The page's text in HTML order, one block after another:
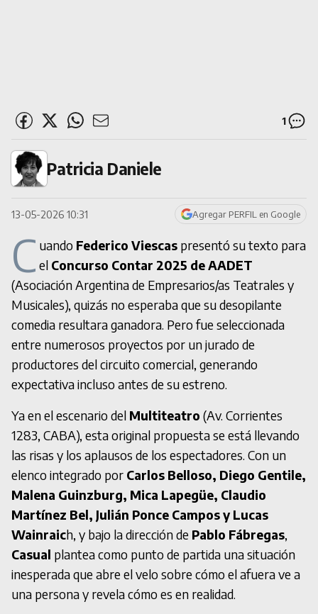
1
Patricia Daniele
13-05-2026 10:31 Agregar PERFIL en Google
C uando Federico Viescas presentó su texto para
el Concurso Contar 2025 de AADET
(Asociación Argentina de Empresarios/as Teatrales y
Musicales), quizás no esperaba que su desopilante
comedia resultara ganadora. Pero fue seleccionada
entre numerosos proyectos por un jurado de
productores del circuito comercial, generando
expectativa incluso antes de su estreno.
Ya en el escenario del Multiteatro (Av. Corrientes
1283, CABA), esta original propuesta se está llevando
las risas y los aplausos de los espectadores. Con un
elenco integrado por Carlos Belloso, Diego Gentile,
Malena Guinzburg, Mica Lapegüe, Claudio
Martínez Bel, Julián Ponce Campos y Lucas
Wainraich, y bajo la dirección de Pablo Fábregas,
Casual plantea como punto de partida una situación
inesperada que abre el velo sobre cómo el afuera ve a
una persona y revela cómo es en realidad.